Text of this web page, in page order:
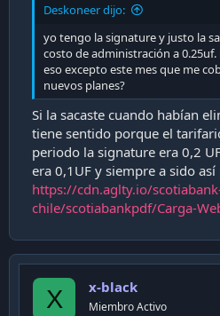
Deskoneer dijo:
yo tengo la signature y justo la
costo de administración a
eso excepto este mes que me
nuevos planes?
Si la sacaste cuando habían
tiene sentido porque el
periodo la signature era 0,2
era 0,1UF y siempre a sido
https://cdn.aglty.io/
chile/scotiabankpdf/Carga-
X x-black
Miembro Activo